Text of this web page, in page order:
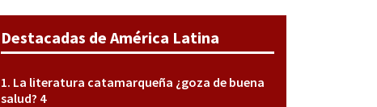
Destacadas de América Latina
La literatura catamarqueña ¿goza de buena
salud? 4